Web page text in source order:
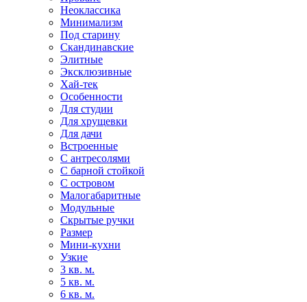
Неоклассика
Минимализм
Под старину
Скандинавские
Элитные
Эксклюзивные
Хай-тек
Особенности
Для студии
Для хрущевки
Для дачи
Встроенные
С антресолями
С барной стойкой
С островом
Малогабаритные
Модульные
Скрытые ручки
Размер
Мини-кухни
Узкие
3 кв. м.
5 кв. м.
6 кв. м.